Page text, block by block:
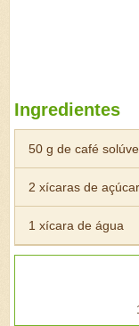
Ingredientes
50 g de café
2 xícaras de
1 xícara de água